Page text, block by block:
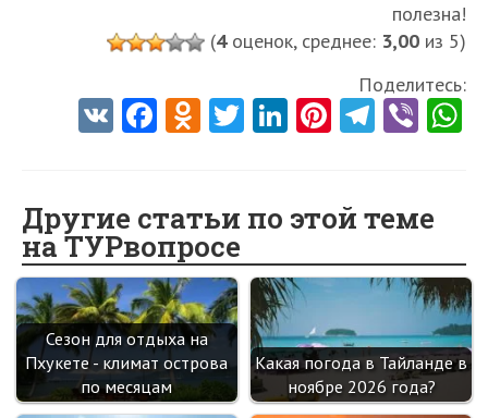
полезна!
(4оценок, среднее: 3,00 из 5)
Поделитесь:
V Fa
o
o
k
O
o
kl
as
sn
ik
i
T
er
Li
dI
n
Pi
es
t
Te
a
m
Vi
Другие статьи по этой теме
на ТУРвопросе
Сезон для отдыха на
Пхукете - климат острова
по месяцам
Какая погода в Тайланде в
ноябре 2026 года?